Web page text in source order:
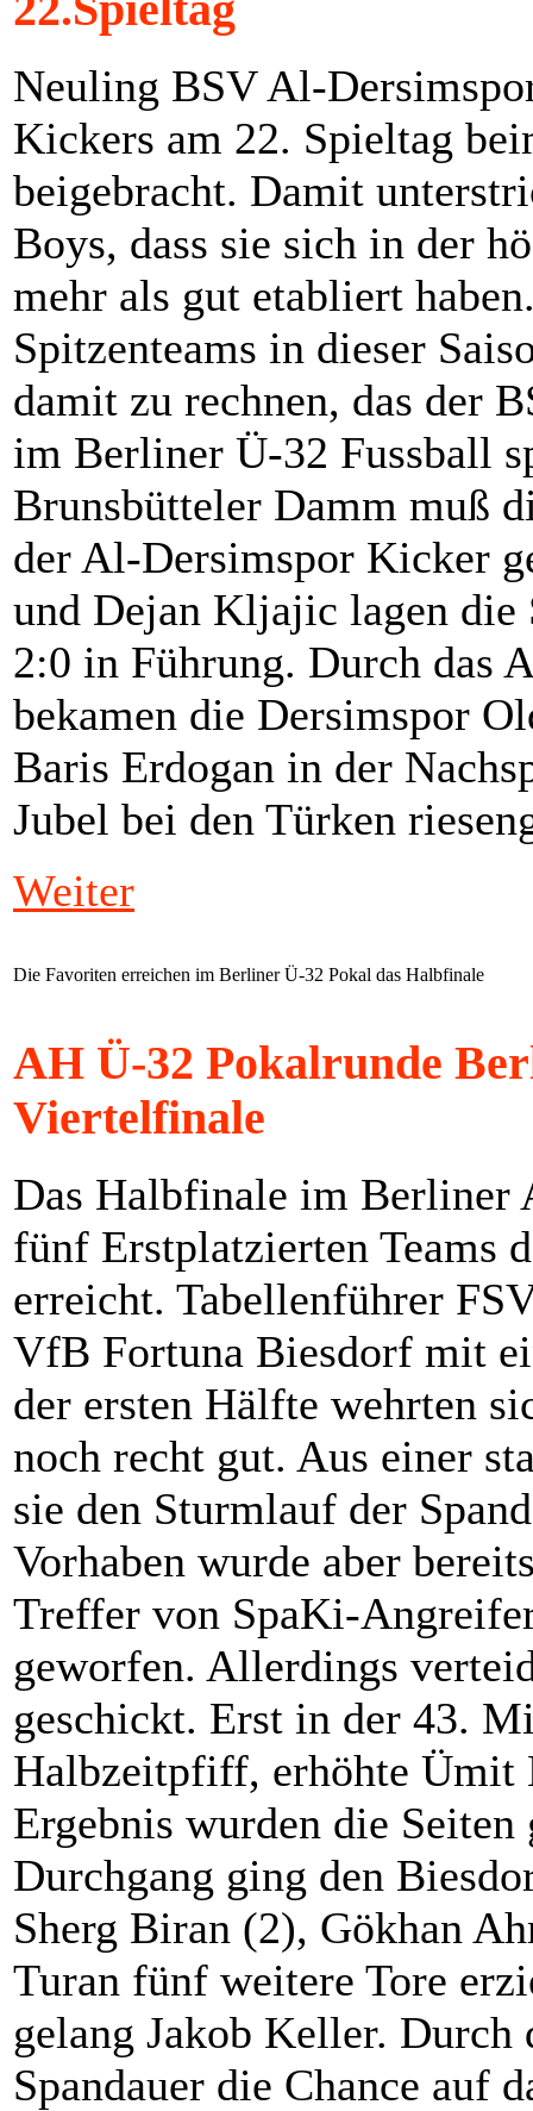
Neuling BSV Al-
Kickers am 22. Spieltag
beigebracht. Damit
Boys, dass sie sich in der
mehr als gut etabliert
Spitzenteams in dieser
damit zu rechnen, das der
im Berliner Ü-32 Fussball
Brunsbütteler Damm muß
der Al-Dersimspor Kicker
und Dejan Kljajic lagen
2:0 in Führung. Durch das
bekamen die Dersimspor
Baris Erdogan in der
Jubel bei den Türken
Weiter
Die Favoriten erreichen im Berliner Ü-32 Pokal das Halbfinale
AH Ü-32 Pokalrunde
Viertelfinale
Das Halbfinale im Berliner
fünf Erstplatzierten Teams
erreicht. Tabellenführer
VfB Fortuna Biesdorf mit
der ersten Hälfte wehrten
noch recht gut. Aus einer
sie den Sturmlauf der
Vorhaben wurde aber
Treffer von SpaKi-
geworfen. Allerdings
geschickt. Erst in der 43.
Halbzeitpfiff, erhöhte
Ergebnis wurden die
Durchgang ging den
Sherg Biran (2), Gökhan
Turan fünf weitere Tore
gelang Jakob Keller. Durch
Spandauer die Chance auf